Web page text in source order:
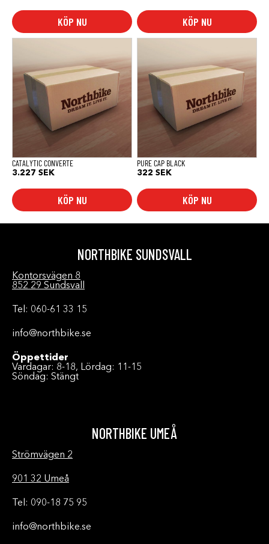
KÖP NU KÖP NU
CATALYTIC CONVERTE
3.227 SEK
KÖP NU
PURE CAP BLACK
322 SEK
KÖP NU
NORTHBIKE SUNDSVALL
Kontorsvägen 8
852 29 Sundsvall
Tel: 060-61 33 15
info@northbike.se
Öppettider
Vardagar: 8-18, Lördag: 11-15
Söndag: Stängt
NORTHBIKE UMEÅ
Strömvägen 2
901 32 Umeå
Tel: 090-18 75 95
info@northbike.se